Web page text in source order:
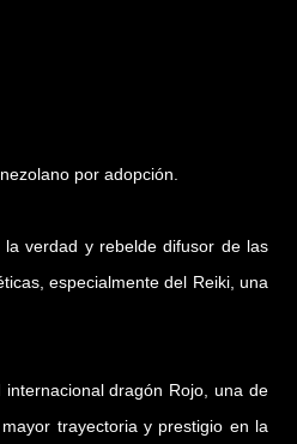
por adopción.
la verdad y rebelde difusor de las
especialmente del Reiki, una
dragón Rojo, una de
trayectoria y prestigio en la